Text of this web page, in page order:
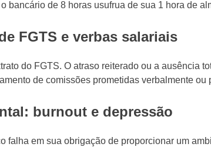
bancário de 8 horas usufrua de sua 1 hora de
FGTS e verbas salariais
do FGTS. O atraso reiterado ou a ausência
de comissões prometidas verbalmente
burnout e depressão
falha em sua obrigação de proporcionar um